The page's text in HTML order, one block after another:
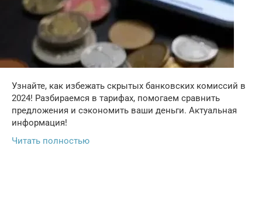
Узнайте, как избежать скрытых банковских комиссий в
2024! Разбираемся в тарифах, помогаем сравнить
предложения и сэкономить ваши деньги. Актуальная
информация!
Читать полностью